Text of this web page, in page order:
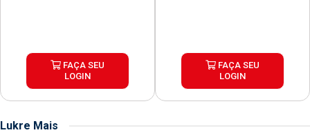
FAÇA SEU
LOGIN
FAÇA SEU
LOGIN
Lukre Mais